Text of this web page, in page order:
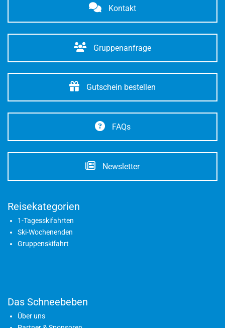
Kontakt
Gruppenanfrage
Gutschein bestellen
FAQs
Newsletter
Reisekategorien
1-Tagesskifahrten
Ski-Wochenenden
Gruppenskifahrt
Das Schneebeben
Über uns